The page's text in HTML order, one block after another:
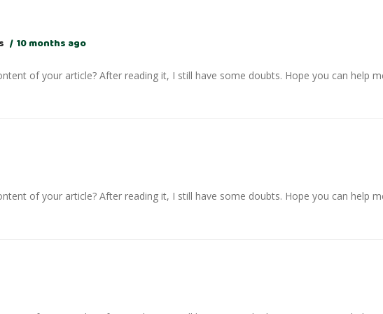
10 months ago
of your article? After reading it, I still have some doubts. Hope you can help
of your article? After reading it, I still have some doubts. Hope you can help